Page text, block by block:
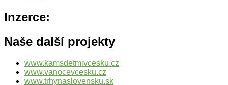
Inzerce:
Naše další projekty
www.kamsdetmivcesku.cz
www.vanocevcesku.cz
www.trhynaslovensku.sk